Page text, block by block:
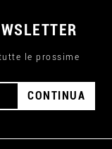
le prossime
CONTINUA